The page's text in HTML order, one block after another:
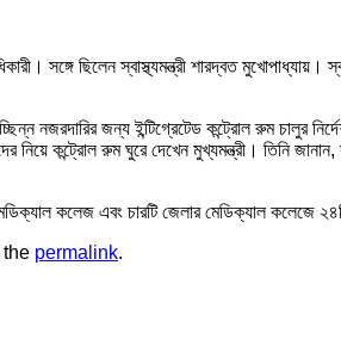
সঙ্গে ছিলেন স্বাস্থ্যমন্ত্রী শারদ্বত
নজরদারির জন্য ইন্টিগ্রেটেড কন্ট্রোল রুম চালুর
নিয়ে কন্ট্রোল রুম ঘুরে দেখেন মুখ্যমন্ত্রী। তিনি
কলেজ এবং চারটি জেলার মেডিক্যাল কলেজে
the permalink.